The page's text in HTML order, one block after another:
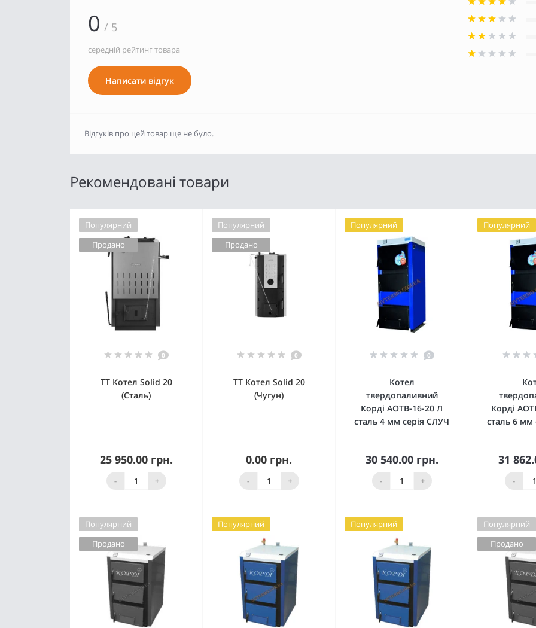
0 / 5
середній рейтинг товара
Написати відгук
Відгуків про цей товар ще не було.
Рекомендовані товари
Популярний
Продано
0
ТТ Котел Solid 20
(Сталь)
25 950.00 грн.
- +
Знято з
виробництва
Популярний
Продано
0
ТТ Котел Solid 20
(Чугун)
0.00 грн.
- +
Знято з
виробництва
Популярний
0
Котел
твердопаливний
Корді АОТВ-16-20 Л
сталь 4 мм серія СЛУЧ
30 540.00 грн.
- +
Купити
Популярний
Корді
сталь 6 мм
31
-
Популярний
Продано
Популярний Популярний
Популярний
Продано